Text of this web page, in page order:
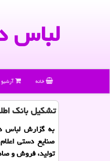
لباس
خانه
تشكیل بانك
به گزارش لباس
صنایع دستی
تولید، فروش و